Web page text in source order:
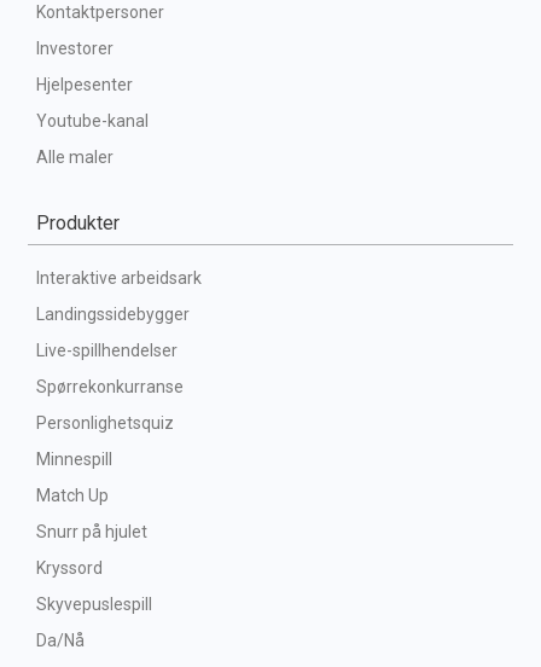
Kontaktpersoner
Investorer
Hjelpesenter
Youtube-kanal
Alle maler
Produkter
Interaktive arbeidsark
Landingssidebygger
Live-spillhendelser
Spørrekonkurranse
Personlighetsquiz
Minnespill
Match Up
Snurr på hjulet
Kryssord
Skyvepuslespill
Da/Nå